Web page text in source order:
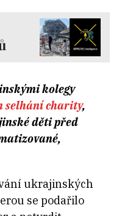
kolegy
selhání charity,
děti před
ukrajinských
se podařilo